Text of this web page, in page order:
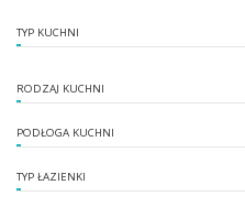
TYP KUCHNI
RODZAJ KUCHNI
PODŁOGA KUCHNI
TYP ŁAZIENKI